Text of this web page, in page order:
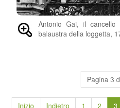
Antonio Gai, il
balaustra della loggetta,
Pagina 3
Inizio Indietro 1 2 3